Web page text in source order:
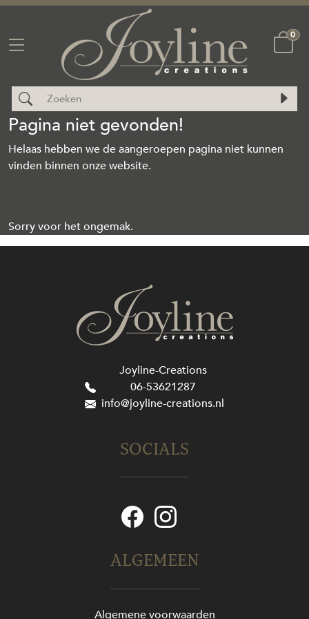
0
Pagina niet gevonden!
Helaas hebben we de aangeroepen pagina niet kunnen
vinden binnen onze website.
Sorry voor het ongemak.
Joyline-Creations
06-53621287
info@joyline-creations.nl
ALGEMEEN
Algemene voorwaarden
SOCIALS